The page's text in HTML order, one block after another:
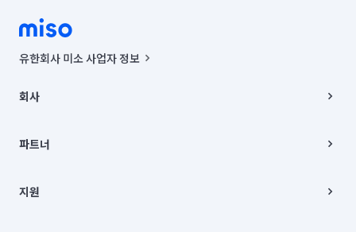
유한회사 미소 사업자 정보
00019 |
주소 | 본사: 서울특별시 종로구 율곡로 6(중학동, 트윈트리빌딩) B동 5층
컨택센터 : 서울특별시 종로구 수송동 율곡로 24, 7층, 8층 미소
상품, 상품정보, 거래에 관한 의무와 책임은 거래당사자에게 있습니다.
언론 보도 관련 문의:
회사
채용
파트너
이사
지원